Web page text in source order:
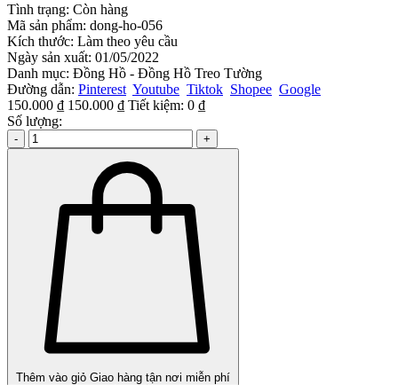
Tình trạng: Còn hàng
Mã sản phẩm: dong-ho-056
Kích thước: Làm theo yêu cầu
Ngày sản xuất: 01/05/2022
Danh mục: Đồng Hồ - Đồng Hồ Treo Tường
Đường dẫn: Pinterest Youtube Tiktok Shopee Google
150.000 ₫ 150.000 ₫ Tiết kiệm: 0 ₫
Số lượng:
- +
Thêm vào giỏ Giao hàng tận nơi miễn phí